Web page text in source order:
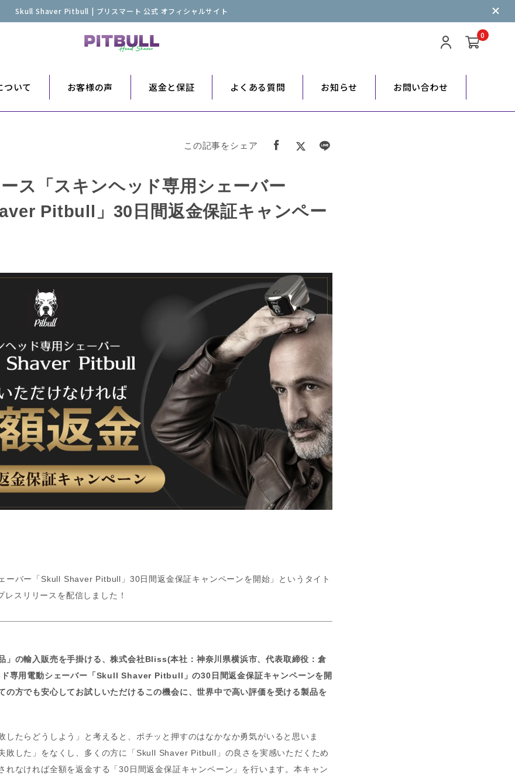
Skull Shaver Pitbull | ブリスマート 公式 オフィシャルサイト
0
いて お客様の声 返金と保証 よくある質問 お知らせ お問い合わせ
この記事をシェア
ス「スキンヘッド専用シェーバー
Pitbull」30日間返金保証キャンペー
ーバー「Skull Shaver Pitbull」30日間返金保証キャンペーンを開始」というタイト
レスリリースを配信しました！
」の輸入販売を手掛ける、株式会社Bliss(本社：神奈川県横浜市、代表取締役：倉
専用電動シェーバー「Skull Shaver Pitbull」の30日間返金保証キャンペーンを開
の方でも安心してお試しいただけるこの機会に、世界中で高い評価を受ける製品を
したらどうしよう」と考えると、ポチッと押すのはなかなか勇気がいると思いま
敗した」をなくし、多くの方に「Skull Shaver Pitbull」の良さを実感いただくため
れなければ全額を返金する「30日間返金保証キャンペーン」を行います。本キャン